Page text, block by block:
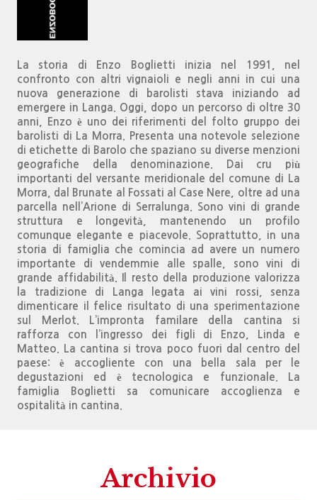
La storia di Enzo Boglietti inizia nel 1991, nel
confronto con altri vignaioli e negli anni in cui una
nuova generazione di barolisti stava iniziando ad
emergere in Langa. Oggi, dopo un percorso di oltre 30
anni, Enzo è uno dei riferimenti del folto gruppo dei
barolisti di La Morra. Presenta una notevole selezione
di etichette di Barolo che spaziano su diverse menzioni
geografiche della denominazione. Dai cru più
importanti del versante meridionale del comune di La
Morra, dal Brunate al Fossati al Case Nere, oltre ad una
parcella nell’Arione di Serralunga. Sono vini di grande
struttura e longevità, mantenendo un profilo
comunque elegante e piacevole. Soprattutto, in una
storia di famiglia che comincia ad avere un numero
importante di vendemmie alle spalle, sono vini di
grande affidabilità. Il resto della produzione valorizza
la tradizione di Langa legata ai vini rossi, senza
dimenticare il felice risultato di una sperimentazione
sul Merlot. L’impronta familare della cantina si
rafforza con l’ingresso dei figli di Enzo, Linda e
Matteo. La cantina si trova poco fuori dal centro del
paese: è accogliente con una bella sala per le
degustazioni ed è tecnologica e funzionale. La
famiglia Boglietti sa comunicare accoglienza e
ospitalità in cantina.
Archivio